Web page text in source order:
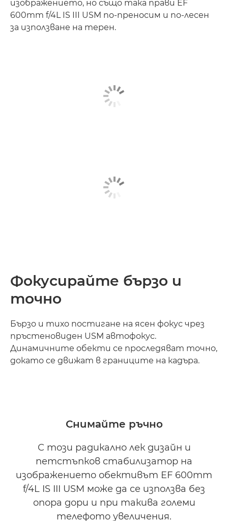
изображението, но също така прави EF
600mm f/4L IS III USM по-преносим и по-лесен
за използване на терен.
Фокусирайте бързо и
точно
Бързо и тихо постигане на ясен фокус чрез
пръстеновиден USM автофокус.
Динамичните обекти се проследяват точно,
докато се движат в границите на кадъра.
Снимайте ръчно
С този радикално лек дизайн и
петстъпков стабилизатор на
изображението обективът EF 600mm
f/4L IS III USM може да се използва без
опора дори и при такива големи
телефото увеличения.